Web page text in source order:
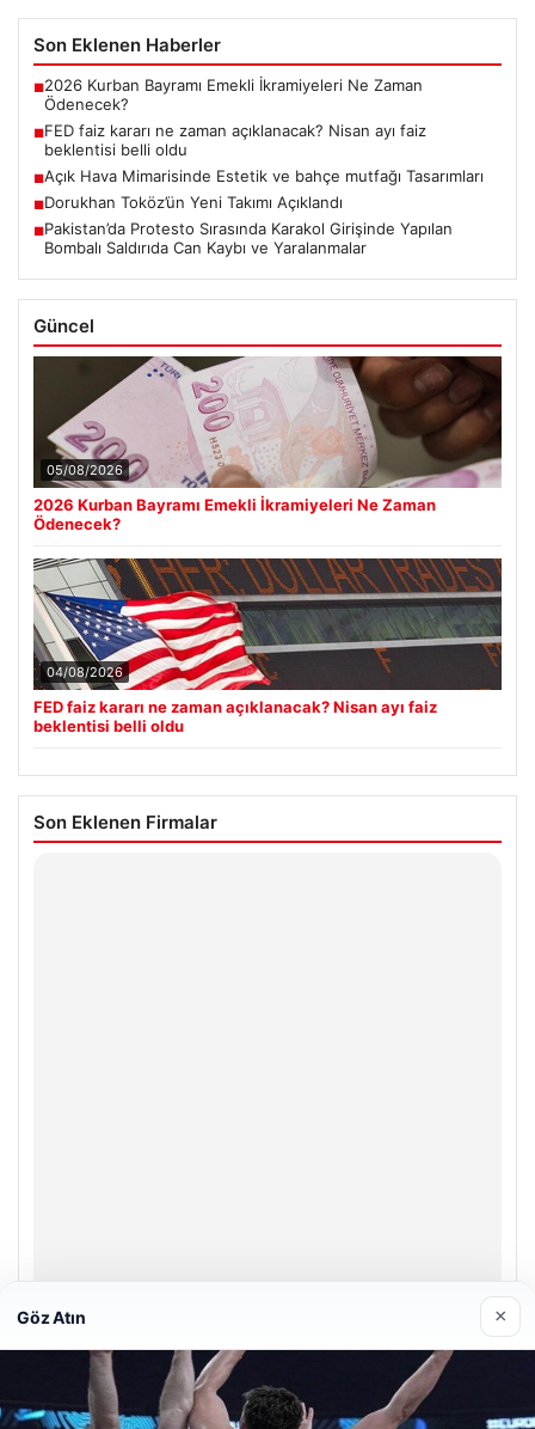
Son Eklenen Haberler
■2026 Kurban Bayramı Emekli İkramiyeleri Ne Zaman
Ödenecek?
■FED faiz kararı ne zaman açıklanacak? Nisan ayı faiz
beklentisi belli oldu
■Açık Hava Mimarisinde Estetik ve bahçe mutfağı Tasarımları
■Dorukhan Toköz’ün Yeni Takımı Açıklandı
■Pakistan’da Protesto Sırasında Karakol Girişinde Yapılan
Bombalı Saldırıda Can Kaybı ve Yaralanmalar
Güncel
05/08/2026
2026 Kurban Bayramı Emekli İkramiyeleri Ne Zaman
Ödenecek?
04/08/2026
FED faiz kararı ne zaman açıklanacak? Nisan ayı faiz
beklentisi belli oldu
Son Eklenen Firmalar
Hastaş Beton
26/05/2026
Göz Atın ×